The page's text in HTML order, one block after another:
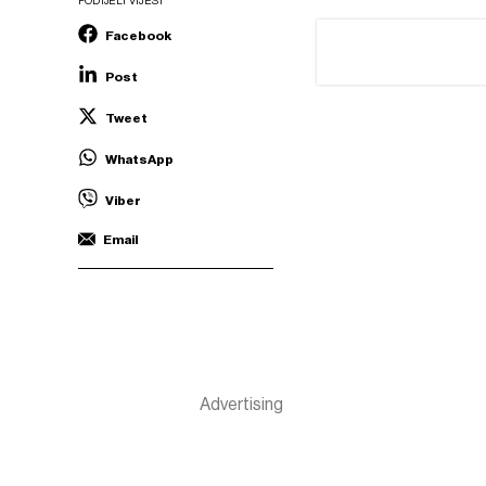
Facebook
Post
Tweet
WhatsApp
Viber
Email